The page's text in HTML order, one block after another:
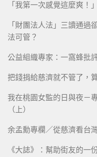
「我第一次感覺這麼爽！
「財團法人法」三讀通過
法可管？
公益組織專家：一窩蜂批
把錢捐給慈濟就不管了，
我在桃園女監的日與夜－
（上）
余孟勳專欄／從慈濟看台
《大誌》：幫助街友的一